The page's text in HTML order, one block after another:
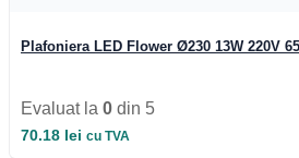
Iluminat Industrial LED
Iluminat Expozitii
Automatizari si Smart
Plafoniera LED Flower Ø230 13W 220V
Evaluat la 0 din 5
70.18 lei cu TVA